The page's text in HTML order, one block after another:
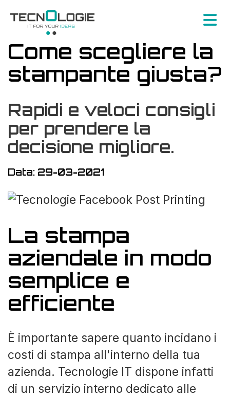
Come scegliere la
stampante giusta?
Rapidi e veloci consigli
per prendere la
decisione migliore.
Data: 29-03-2021
La stampa
aziendale in modo
semplice e
efficiente
È importante sapere quanto incidano i
costi di stampa all'interno della tua
azienda. Tecnologie IT dispone infatti
di un servizio interno dedicato alle